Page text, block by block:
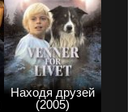
Находя друзей
(2005)